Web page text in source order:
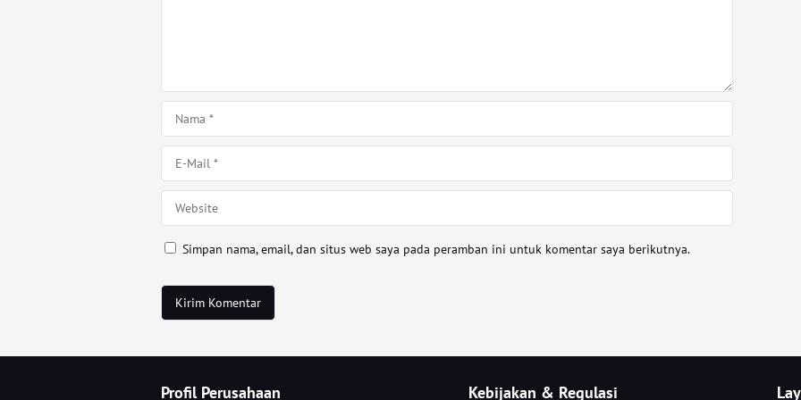
Simpan nama, email, dan situs web saya pada peramban ini untuk komentar saya berikutnya.
Profil Perusahaan Kebijakan & Regulasi